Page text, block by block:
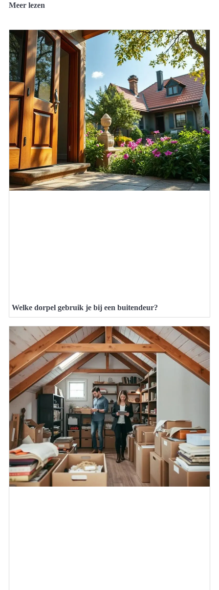
Meer lezen
Welke dorpel gebruik je bij een buitendeur?